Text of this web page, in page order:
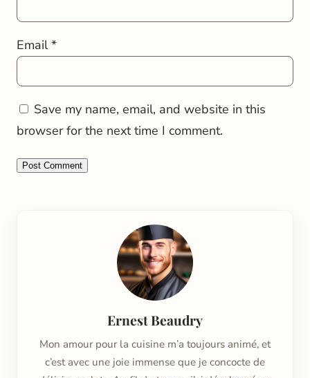
Email*
Save my name, email, and website in this
browser for the next time I comment.
Ernest Beaudry
Mon amour pour la cuisine m’a toujours animé, et
c’est avec une joie immense que je concocte de